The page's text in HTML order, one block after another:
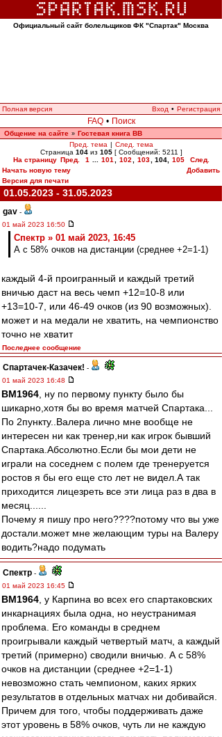
Официальный сайт болельщиков ФК "Спартак" Москва
Полная версия Вход • Регистрация
FAQ • Поиск
Общение на сайте » Гостевая книга ВВ
Пред. тема | След. тема
Страница 104из 105[ Сообщений: 5211 ]
На страницу Пред. 1 101 102 103 104, 105
След.
Начать новую тему
Добавить
Версия для печати
01.05.2023 - 31.05.2023
gav -
01 май 2023 16:50
Спектр » 01 май 2023, 16:45
А с 58% очков на дистанции (среднее +2=1-1)
каждый 4-й проигранный и каждый третий
вничью даст на весь чемп +12=10-8 или
+13=10-7, или 46-49 очков (из 90 возможных).
может и на медали не хватить, на чемпионство
точно не хватит
Последнее сообщение
Спартачек-Казачек! -
01 май 2023 16:48
BM1964 , ну по первому пункту было бы
шикарно,хотя бы во время матчей Спартака...
По 2пункту..Валера лично мне вообще не
интересен ни как тренер,ни как игрок бывший
Спартака.Абсолютно.Если бы мои дети не
играли на соседнем с полем где тренеруется
ростов я бы его еще сто лет не видел.А так
приходится лицезреть все эти лица раз в два в
месяц......
Почему я пишу про него????потому что вы уже
достали.может мне желающим туры на Валеру
водить?надо подумать
Спектр -
01 май 2023 16:45
BM1964 , у Карпина во всех его спартаковских
инкарнациях была одна, но неустранимая
проблема. Его команды в среднем
проигрывали каждый четвертый матч, а каждый
третий (примерно) сводили вничью. А с 58%
очков на дистанции (среднее +2=1-1)
невозможно стать чемпионом, каких ярких
результатов в отдельных матчах ни добивайся.
Причем для того, чтобы поддерживать даже
этот уровень в 58% очков, чуть ли не каждую